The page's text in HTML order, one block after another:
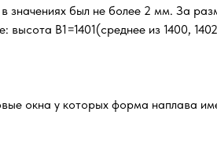
значениях был не более 2 мм. За
В1=1401(среднее из 1400,
окна у которых форма наплава